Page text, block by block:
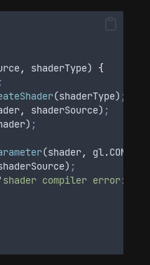
, shaderType) {
;
(shaderType) ;
, shaderSource) ;
) ;
(shader, gl.
) ;
' shader compiler error: